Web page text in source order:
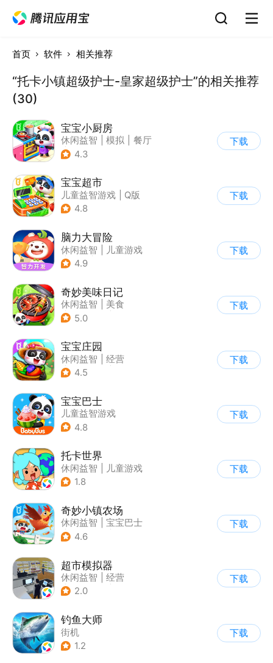
首页 软件 相关推荐
“托卡小镇超级护士-皇家超级护士”的相关推荐
(30)
宝宝小厨房
休闲益智 模拟
餐厅
| 宝宝巴士
4.3
下载
宝宝超市
儿童益智游戏
Q版
4.8
下载
脑力大冒险
休闲益智
儿童游戏
| 卡通
4.9
下载
奇妙美味日记
休闲益智
美食
| 宝宝巴士
5.0
下载
宝宝庄园
休闲益智
经营
| 田园生活
4.5
下载
宝宝巴士
儿童益智游戏
| 启蒙早教
4.8
下载
托卡世界
休闲益智
儿童游戏
1.8
下载
奇妙小镇农场
休闲益智
宝宝巴士
| 学习教育
4.6
下载
超市模拟器
休闲益智
经营
| 文字游戏
2.0
下载
钓鱼大师
街机
1.2
下载